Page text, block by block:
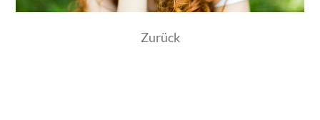
Zurück